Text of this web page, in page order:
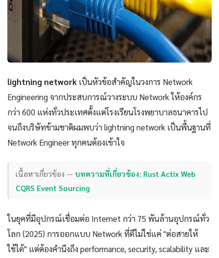
lightning network เป็นหัวข้อสำคัญในวงการ Network
Engineering จากประสบการณ์วางระบบ Network ให้องค์กร
กว่า 600 แห่งทั่วประเทศตั้งแต่โรงเรียนโรงพยาบาลธนาคารไป
จนถึงบริษัทข้ามชาติผมพบว่า lightning network เป็นพื้นฐานที่
Network Engineer ทุกคนต้องเข้าใจ
เนื้อหาเกี่ยวข้อง — บทความที่เกี่ยวข้อง: Rust Actix Web
CQRS Event Sourcing
ในยุคที่มีอุปกรณ์เชื่อมต่อ Internet กว่า 75 พันล้านอุปกรณ์ทั่ว
โลก (2025) การออกแบบ Network ที่ดีไม่ใช่แค่ "ต่อสายให้
ใช้ได้" แต่ต้องคำนึงถึง performance, security, scalability และ